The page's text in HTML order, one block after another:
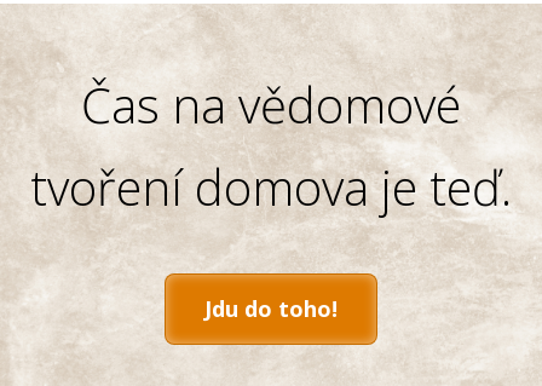
Čas na vědomové
tvoření domova je teď.
Jdu do toho!